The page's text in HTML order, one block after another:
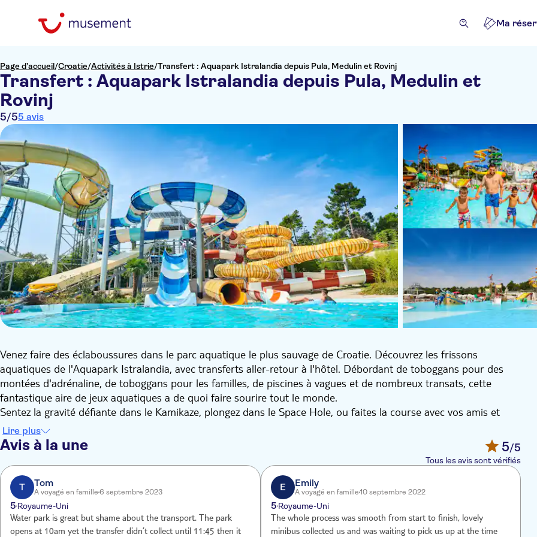
Ma
Page d’accueil/Croatie/Activités à Istrie/Transfert : Aquapark Istralandia depuis Pula, Medulin et Rovinj
Transfert : Aquapark Istralandia depuis Pula, Medulin et
Rovinj
5/55 avis
Venez faire des éclaboussures dans le parc aquatique le plus sauvage de Croatie. Découvrez les frissons
aquatiques de l'Aquapark Istralandia, avec transferts aller-retour à l'hôtel. Débordant de toboggans pour des
montées d'adrénaline, de toboggans pour les familles, de piscines à vagues et de nombreux transats, cette
fantastique aire de jeux aquatiques a de quoi faire sourire tout le monde.
Sentez la gravité défiante dans le Kamikaze, plongez dans le Space Hole, ou faites la course avec vos amis et
votre famille sur les toboggans de Crazy Hills. Il y a même une piscine à vagues. Il y a plein d'autres attractions.
Les plus petits adoreront le Spray Arena et pourront s'en donner à cœur joie dans la piscine dans leur propre
espace dédié. Au moment de vous détendre, vous trouverez une piscine d'hydromassage et des aires avec des
transats. Pour faire le plein d'énergie, les bars et les restaurants vous proposeront des en-cas et des boissons.
Lire plus
Avis à la une 5/5
Tous les avis sont vérifiés
T Tom
A voyagé en famille 6 septembre 2023
5 Royaume-Uni
Water park is great but shame about the transport. The park
opens at 10am yet the transfer didn’t collect until 11:45 then it
E Emily
A voyagé en famille10 septembre 2022
5Royaume-Uni
The whole process was smooth from start to finish, lovely
minibus collected us and was waiting to pick us up at the time